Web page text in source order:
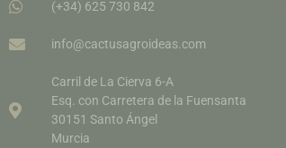
(+34) 625 730 842
info@cactusagroideas.com
Carril de La Cierva 6-A
Esq. con Carretera de la Fuensanta
30151 Santo Ángel
Murcia